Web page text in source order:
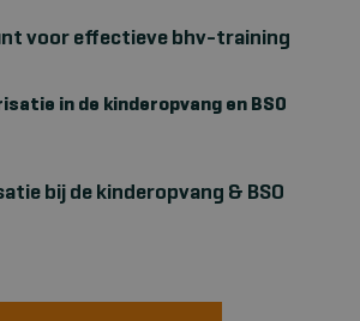
voor effectieve bhv-training
bij de kinderopvang & BSO